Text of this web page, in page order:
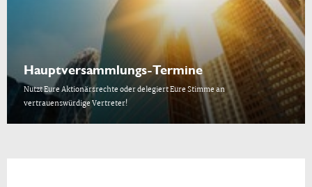
Hauptversammlungs-Termine
Nutzt Eure Aktionärsrechte oder delegiert Eure Stimme an
vertrauenswürdige Vertreter!